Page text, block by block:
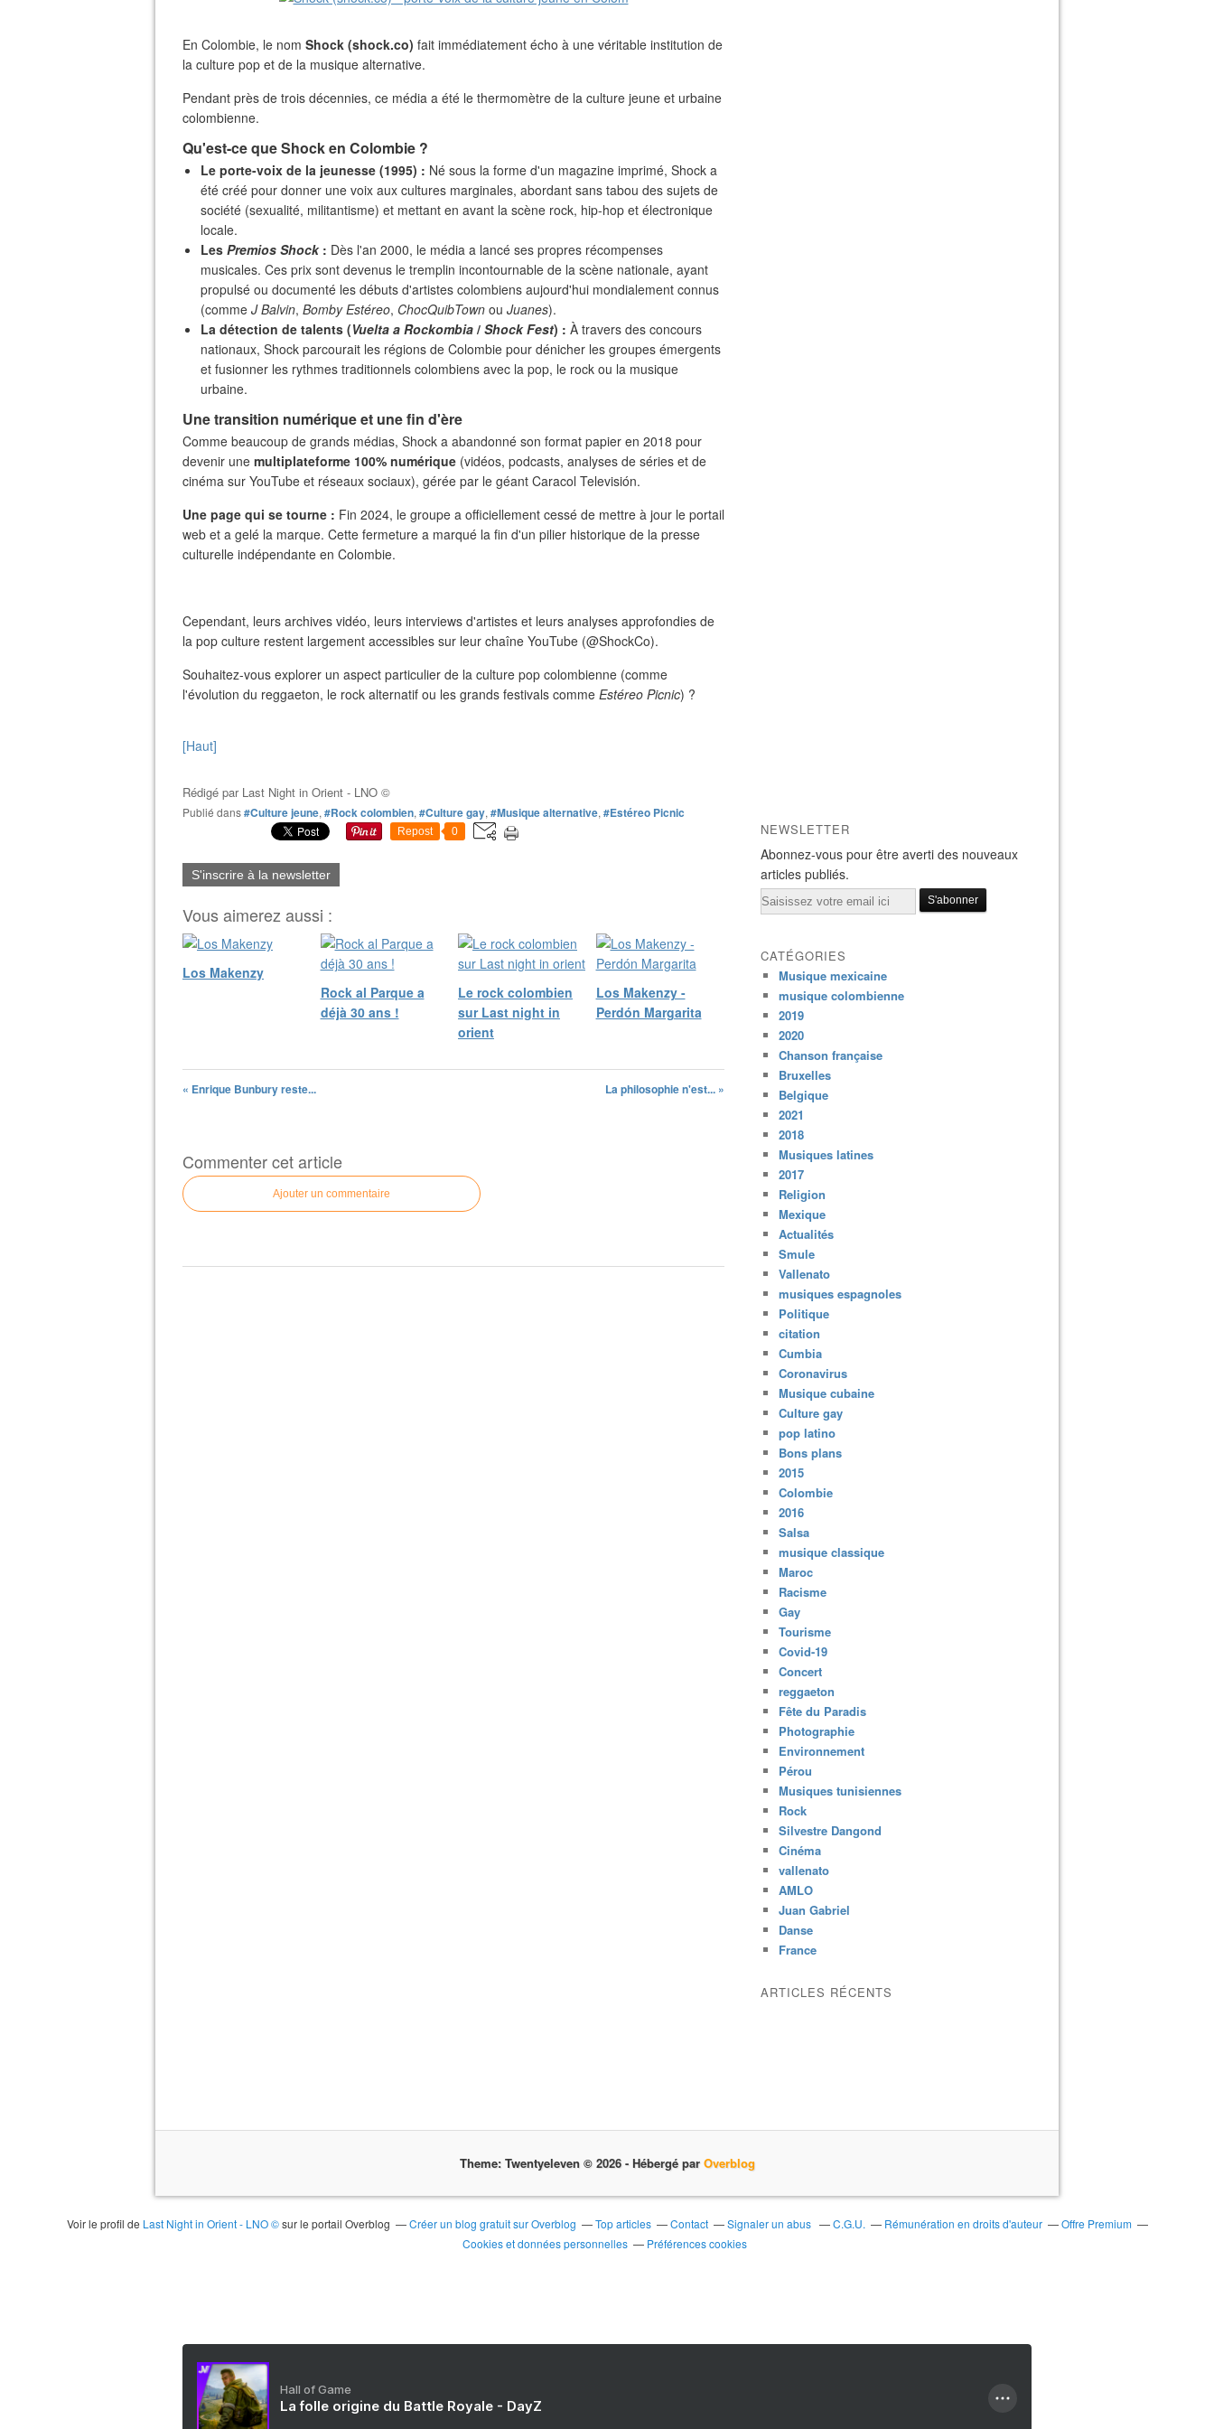
En Colombie, le nom Shock (shock.co) fait immédiatement écho à une véritable institution de
la culture pop et de la musique alternative.
​Pendant près de trois décennies, ce média a été le thermomètre de la culture jeune et urbaine
colombienne.
​Qu'est-ce que Shock en Colombie ?
Le porte-voix de la jeunesse (1995) : Né sous la forme d'un magazine imprimé, Shock a
été créé pour donner une voix aux cultures marginales, abordant sans tabou des sujets de
société (sexualité, militantisme) et mettant en avant la scène rock, hip-hop et électronique
locale.
Les Premios Shock: Dès l'an 2000, le média a lancé ses propres récompenses
musicales. Ces prix sont devenus le tremplin incontournable de la scène nationale, ayant
propulsé ou documenté les débuts d'artistes colombiens aujourd'hui mondialement connus
(comme J Balvin, Bomby Estéreo, ChocQuibTown ou Juanes).
La détection de talents (Vuelta a Rockombia / Shock Fest) : À travers des concours
nationaux, Shock parcourait les régions de Colombie pour dénicher les groupes émergents
et fusionner les rythmes traditionnels colombiens avec la pop, le rock ou la musique
urbaine.
​Une transition numérique et une fin d'ère
​Comme beaucoup de grands médias, Shock a abandonné son format papier en 2018 pour
devenir une multiplateforme 100% numérique (vidéos, podcasts, analyses de séries et de
cinéma sur YouTube et réseaux sociaux), gérée par le géant Caracol Televisión.
Une page qui se tourne : Fin 2024, le groupe a officiellement cessé de mettre à jour le portail
web et a gelé la marque. Cette fermeture a marqué la fin d'un pilier historique de la presse
culturelle indépendante en Colombie.
​Cependant, leurs archives vidéo, leurs interviews d'artistes et leurs analyses approfondies de
la pop culture restent largement accessibles sur leur chaîne YouTube (@ShockCo).
​Souhaitez-vous explorer un aspect particulier de la culture pop colombienne (comme
l'évolution du reggaeton, le rock alternatif ou les grands festivals comme Estéreo Picnic) ?
[Haut]
Rédigé par Last Night in Orient - LNO ©
Publié dans#Culture jeune, #Rock colombien, #Culture gay, #Musique alternative, #Estéreo Picnic
Repost 0
S'inscrire à la newsletter
Vous aimerez aussi :
Los Makenzy
Rock al Parque a
déjà 30 ans !
Le rock colombien
sur Last night in
orient
Los Makenzy -
Perdón Margarita
« Enrique Bunbury reste... La philosophie n'est... »
Commenter cet article
Ajouter un commentaire
NEWSLETTER
Abonnez-vous pour être averti des nouveaux
articles publiés.
Email
CATÉGORIES
Musique mexicaine
musique colombienne
2019
2020
Chanson française
Bruxelles
Belgique
2021
2018
Musiques latines
2017
Religion
Mexique
Actualités
Smule
Vallenato
musiques espagnoles
Politique
citation
Cumbia
Coronavirus
Musique cubaine
Culture gay
pop latino
Bons plans
2015
Colombie
2016
Salsa
musique classique
Maroc
Racisme
Gay
Tourisme
Covid-19
Concert
reggaeton
Fête du Paradis
Photographie
Environnement
Pérou
Musiques tunisiennes
Rock
Silvestre Dangond
Cinéma
vallenato
AMLO
Juan Gabriel
Danse
France
ARTICLES RÉCENTS
Theme: Twentyeleven © 2026 - Hébergé par Overblog
Voir le profil de Last Night in Orient - LNO ©sur le portail Overblog Créer un blog gratuit sur Overblog Top articles Contact Signaler un abus C.G.U. Rémunération en droits d'auteur
Offre Premium
Cookies et données personnelles
Préférences cookies
Hall of Game
La folle origine du Battle Royale - DayZ